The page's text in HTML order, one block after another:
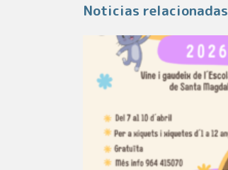
Noticias relacionadas